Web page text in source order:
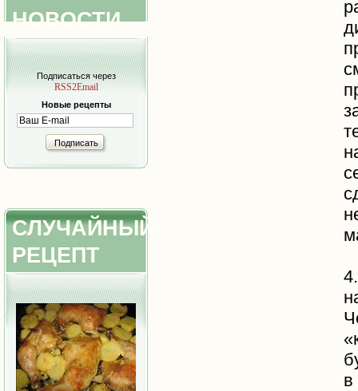
НОВОСТИ
Подписаться через
RSS2Email
Новые рецепты
Подписать
СЛУЧАЙНЫЙ
РЕЦЕПТ
в